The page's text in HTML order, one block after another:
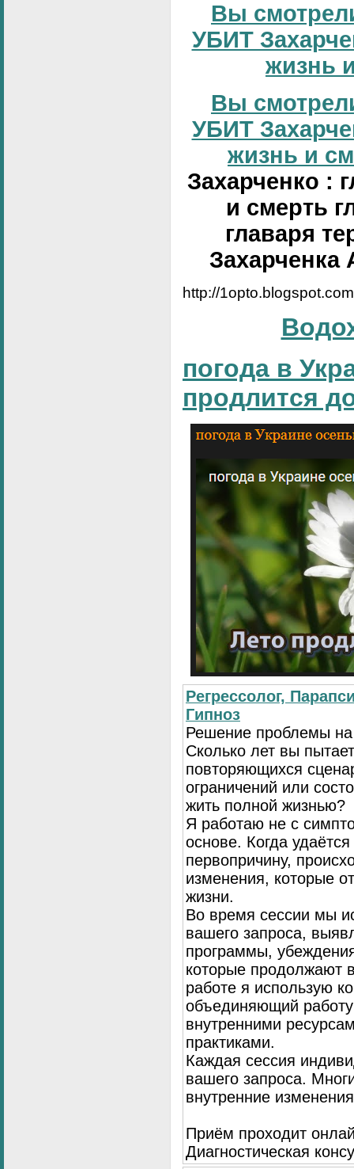
Вы
УБИТ
жизнь
Вы
УБИТ
жизнь и
Захарченко :
и смерть
главаря
Захарченка
http://
погода в
продлится
Регрессолог,
Гипноз
Решение проблемы на
Сколько лет вы
повторяющихся
ограничений или
жить полной жизнью?
Я работаю не с
основе. Когда
первопричину,
изменения, которые
жизни.
Во время сессии мы
вашего запроса,
программы,
которые продолжают
работе я использую
объединяющий
внутренними
практиками.
Каждая сессия
вашего запроса.
внутренние
Приём проходит
Диагностическая